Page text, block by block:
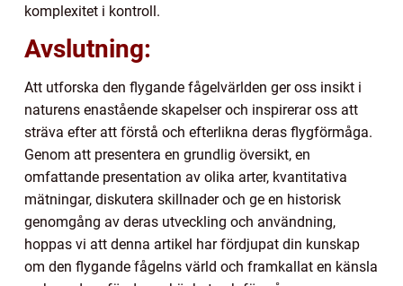
komplexitet i kontroll.
Avslutning:
Att utforska den flygande fågelvärlden ger oss insikt i
naturens enastående skapelser och inspirerar oss att
sträva efter att förstå och efterlikna deras flygförmåga.
Genom att presentera en grundlig översikt, en
omfattande presentation av olika arter, kvantitativa
mätningar, diskutera skillnader och ge en historisk
genomgång av deras utveckling och användning,
hoppas vi att denna artikel har fördjupat din kunskap
om den flygande fågelns värld och framkallat en känsla